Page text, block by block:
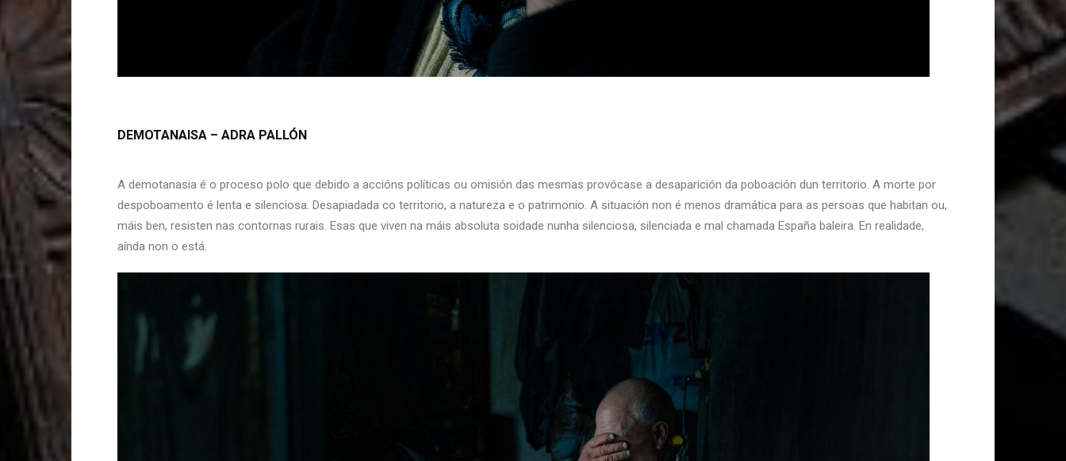
DEMOTANAISA – ADRA PALLÓN
A demotanasia é o proceso polo que debido a accións políticas ou omisión das mesmas provócase a desaparición da poboación dun territorio. A morte por
despoboamento é lenta e silenciosa. Desapiadada co territorio, a natureza e o patrimonio. A situación non é menos dramática para as persoas que habitan ou,
máis ben, resisten nas contornas rurais. Esas que viven na máis absoluta soidade nunha silenciosa, silenciada e mal chamada España baleira. En realidade,
aínda non o está.